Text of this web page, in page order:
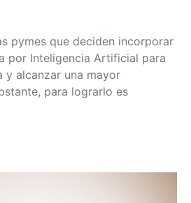
pymes que deciden incorporar
por Inteligencia Artificial para
y alcanzar una mayor
para lograrlo es